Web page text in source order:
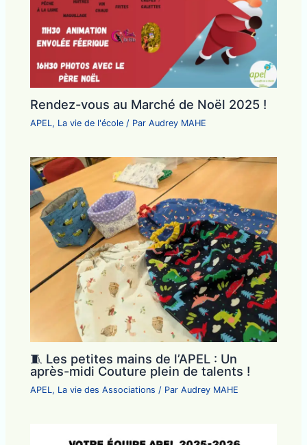
Rendez-vous au Marché de Noël 2025 !
APEL , La vie de l'école / ParAudrey MAHE
🧵 Les petites mains de l’APEL : Un
après-midi Couture plein de talents !
APEL , La vie des Associations / ParAudrey MAHE